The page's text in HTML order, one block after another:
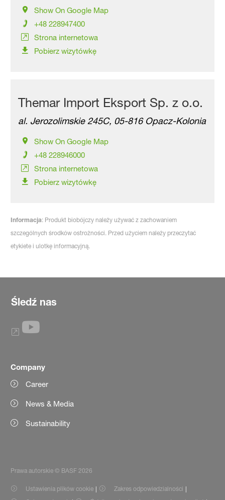
Show On Google Map
+48 228947400
Strona internetowa
Pobierz wizytówkę
Themar Import Eksport Sp. z o.o.
al. Jerozolimskie 245C, 05-816 Opacz-Kolonia
Show On Google Map
+48 228946000
Strona internetowa
Pobierz wizytówkę
Informacja: Produkt biobójczy należy używać z zachowaniem
szczególnych środków ostrożności. Przed użyciem należy przeczytać
etykiete i ulotkę informacyjną.
Śledź nas
Company
Career
News & Media
Sustainability
Prawa autorskie © BASF 2026
Ustawienia plików cookie
Zakres odpowiedzialności